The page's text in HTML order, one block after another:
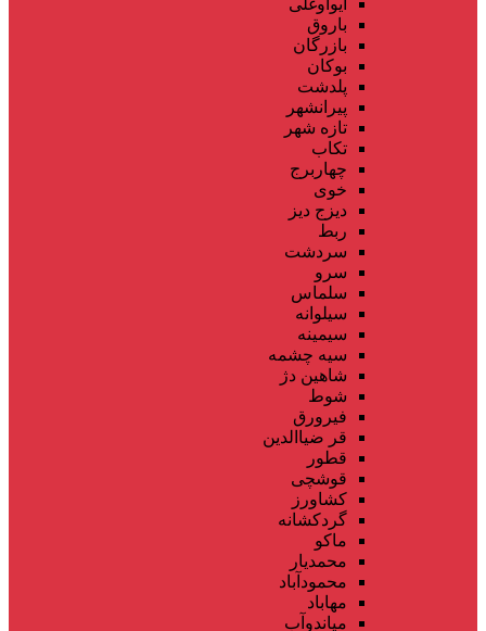
باروق
بازرگان
بوکان
پلدشت
پیرانشهر
تازه شهر
تکاب
چهاربرج
خوی
دیزج دیز
ربط
سردشت
سرو
سلماس
سیلوانه
سیمینه
سیه چشمه
شاهین دژ
شوط
فیرورق
قر ضیاالدین
قطور
قوشچی
کشاورز
گردکشانه
ماکو
محمدیار
محمودآباد
مهاباد
میاندوآب